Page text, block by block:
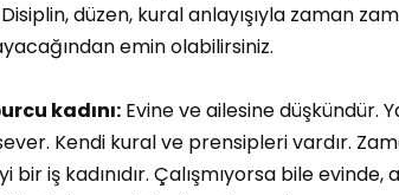
düzen, kural anlayışıyla zaman
emin olabilirsiniz.
kadını: Evine ve ailesine düşkündür.
Kendi kural ve prensipleri vardır.
bir iş kadınıdır. Çalışmıyorsa bile